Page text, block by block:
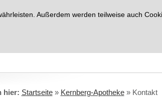
hier: Startseite» Kernberg-Apotheke» Kontakt
Außerdem werden teilweise auch